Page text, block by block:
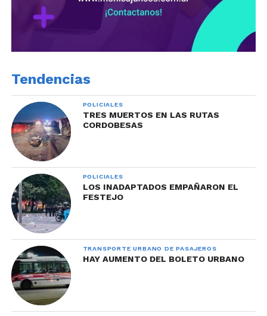
Tendencias
POLICIALES
TRES MUERTOS EN LAS RUTAS
CORDOBESAS
POLICIALES
LOS INADAPTADOS EMPAÑARON EL
FESTEJO
TRANSPORTE URBANO DE PASAJEROS
HAY AUMENTO DEL BOLETO URBANO